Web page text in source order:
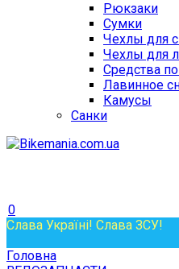
Рюкзаки
Сумки
Чехлы для
Чехлы для
Средства
Лавинное
Камусы
Санки
0
Слава Україні! Слава ЗСУ!
Головна